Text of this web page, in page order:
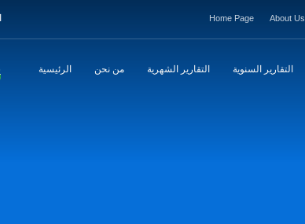
Home Page About Us
الرئيسية من نحن التقارير الشهرية التقارير السنوية